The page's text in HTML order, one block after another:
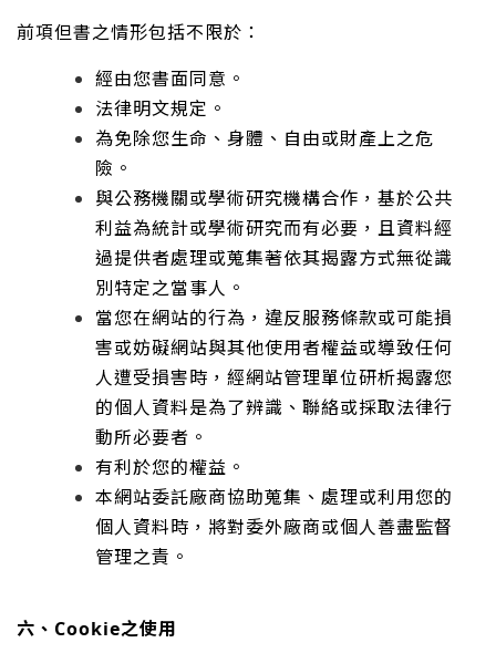
前項但書之情形包括不限於：
經由您書面同意。
法律明文規定。
為免除您生命、身體、自由或財產上之危
險。
與公務機關或學術研究機構合作，基於公共
利益為統計或學術研究而有必要，且資料經
過提供者處理或蒐集著依其揭露方式無從識
別特定之當事人。
當您在網站的行為，違反服務條款或可能損
害或妨礙網站與其他使用者權益或導致任何
人遭受損害時，經網站管理單位研析揭露您
的個人資料是為了辨識、聯絡或採取法律行
動所必要者。
有利於您的權益。
本網站委託廠商協助蒐集、處理或利用您的
個人資料時，將對委外廠商或個人善盡監督
管理之責。
六、Cookie之使用